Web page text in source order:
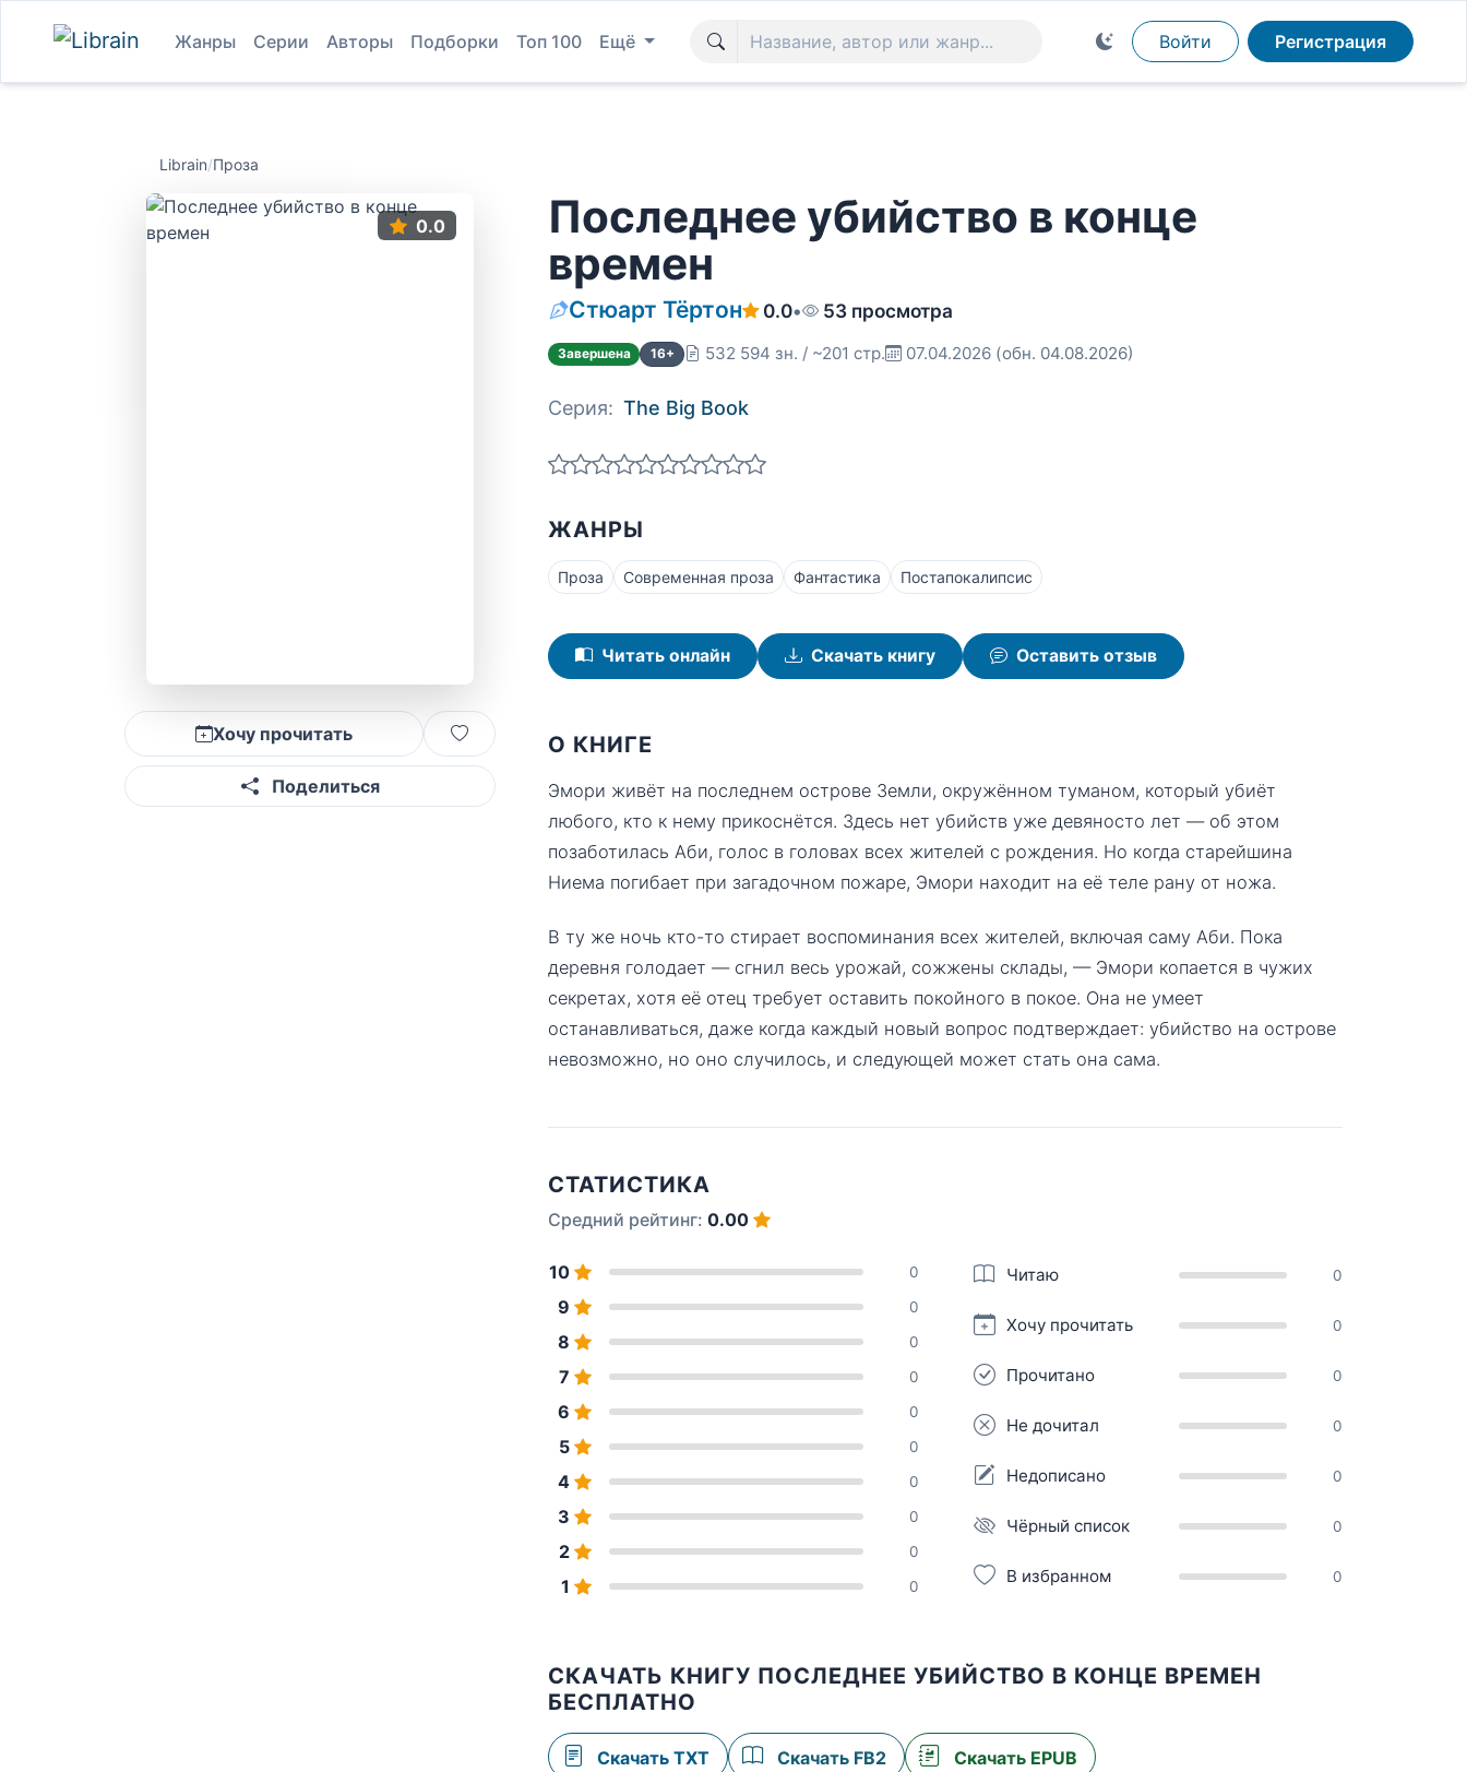
Жанры Серии Авторы Подборки Топ 100 Ещё Войти Регистрация
Librain/Проза
0.0
Хочу прочитать
Поделиться
Последнее убийство в конце
времен
Стюарт Тёртон 0.0• 53 просмотра
Завершена 16+ 532 594 зн. / ~201 стр. 07.04.2026 (обн. 04.08.2026)
Серия: The Big Book
ЖАНРЫ
Проза Современная проза Фантастика Постапокалипсис
Читать онлайн Скачать книгу Оставить отзыв
О КНИГЕ
Эмори живёт на последнем острове Земли, окружённом туманом, который убиёт
любого, кто к нему прикоснётся. Здесь нет убийств уже девяносто лет — об этом
позаботилась Аби, голос в головах всех жителей с рождения. Но когда старейшина
Ниема погибает при загадочном пожаре, Эмори находит на её теле рану от ножа.
В ту же ночь кто-то стирает воспоминания всех жителей, включая саму Аби. Пока
деревня голодает — сгнил весь урожай, сожжены склады, — Эмори копается в чужих
секретах, хотя её отец требует оставить покойного в покое. Она не умеет
останавливаться, даже когда каждый новый вопрос подтверждает: убийство на острове
невозможно, но оно случилось, и следующей может стать она сама.
СТАТИСТИКА
Средний рейтинг: 0.00
10 0
9 0
8 0
7 0
6 0
5 0
4 0
3 0
2 0
1 0
Читаю 0
Хочу прочитать 0
Прочитано 0
Не дочитал 0
Недописано 0
Чёрный список 0
В избранном 0
СКАЧАТЬ КНИГУ ПОСЛЕДНЕЕ УБИЙСТВО В КОНЦЕ ВРЕМЕН
БЕСПЛАТНО
Скачать TXT Скачать FB2 Скачать EPUB